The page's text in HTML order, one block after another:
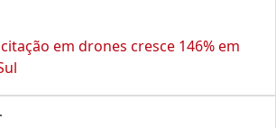
em drones cresce 146% em